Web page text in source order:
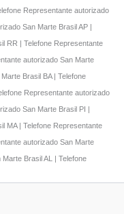
Representante autorizado
San Marte Brasil AP |
RR | Telefone Representante
autorizado San Marte
Brasil BA | Telefone
Representante autorizado
San Marte Brasil PI |
MA | Telefone Representante
autorizado San Marte
Brasil AL | Telefone